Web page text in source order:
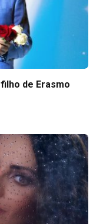
de Erasmo